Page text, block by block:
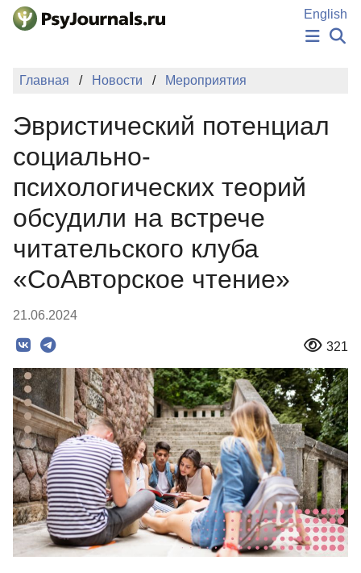
Перейти к основному содержанию
English
НОВОСТИ
ПОДАТЬ РУКОПИСЬ
КЛЮЧЕВЫЕ СЛОВА
Регистрация
Вход
Главная Новости Мероприятия
Эвристический потенциал
социально-
психологических теорий
обсудили на встрече
читательского клуба
«СоАвторское чтение»
21.06.2024
321